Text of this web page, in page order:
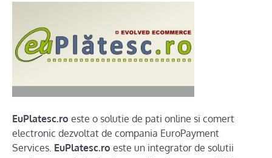
EuPlatesc.ro este o solutie de pati online si comert
electronic dezvoltat de compania EuroPayment
Services. EuPlatesc.ro este un integrator de solutii